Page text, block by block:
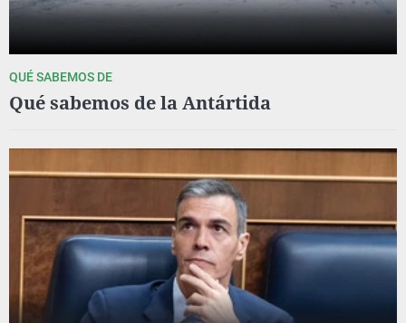
QUÉ SABEMOS DE
Qué sabemos de la Antártida